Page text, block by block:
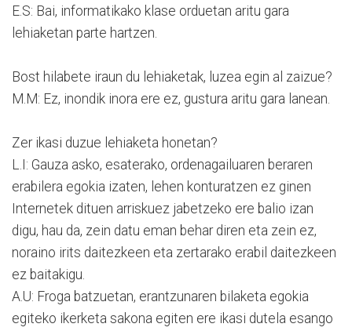
E.S: Bai, informatikako klase orduetan aritu gara
lehiaketan parte hartzen.
Bost hilabete iraun du lehiaketak, luzea egin al zaizue?
M.M: Ez, inondik inora ere ez, gustura aritu gara lanean.
Zer ikasi duzue lehiaketa honetan?
L.I: Gauza asko, esaterako, ordenagailuaren beraren
erabilera egokia izaten, lehen konturatzen ez ginen
Internetek dituen arriskuez jabetzeko ere balio izan
digu, hau da, zein datu eman behar diren eta zein ez,
noraino irits daitezkeen eta zertarako erabil daitezkeen
ez baitakigu.
A.U: Froga batzuetan, erantzunaren bilaketa egokia
egiteko ikerketa sakona egiten ere ikasi dutela esango